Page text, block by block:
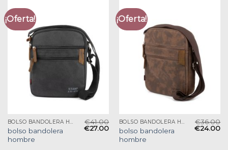
¡Oferta!
BOLSO BANDOLERA HOMBRE
bolso bandolera
hombre
€41.00
€27.00
¡Oferta!
BOLSO BANDOLERA HOMBRE
bolso bandolera
hombre
€36.00
€24.00